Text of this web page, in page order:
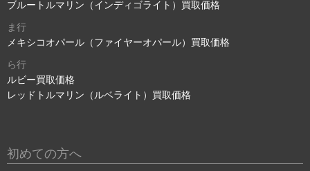
ブルートルマリン（インディゴライト）買取価格
ま行
メキシコオパール（ファイヤーオパール）買取価格
ら行
ルビー買取価格
レッドトルマリン（ルベライト）買取価格
初めての方へ